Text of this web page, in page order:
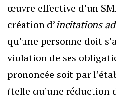
œuvre effective d’un
création d’incitations
qu’une personne doit
violation de ses
prononcée soit par
(telle qu’une réduction